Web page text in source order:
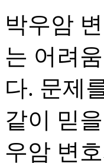
박우암
는 어려
다. 문제
같이 믿
우암 변